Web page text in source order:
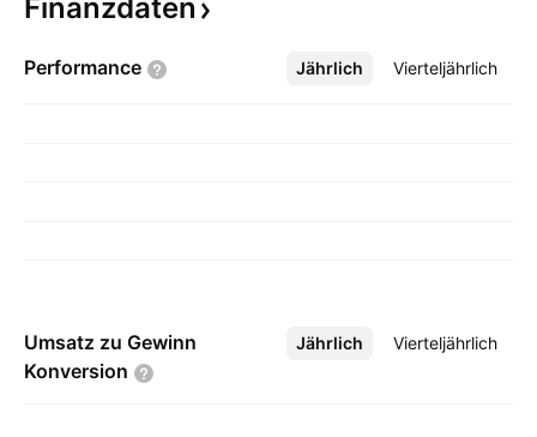
Finanzdaten
Performance Jährlich Vierteljährlich
Mehr
Umsatz zu Gewinn
Konversion
Jährlich Vierteljährlich
Mehr